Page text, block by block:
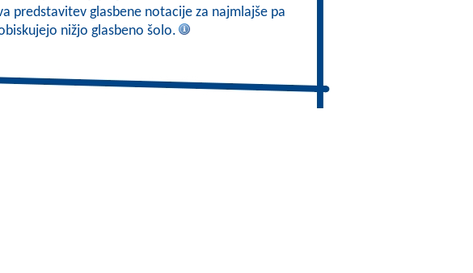
predstavitev glasbene notacije za najmlajše pa
nižjo glasbeno šolo.